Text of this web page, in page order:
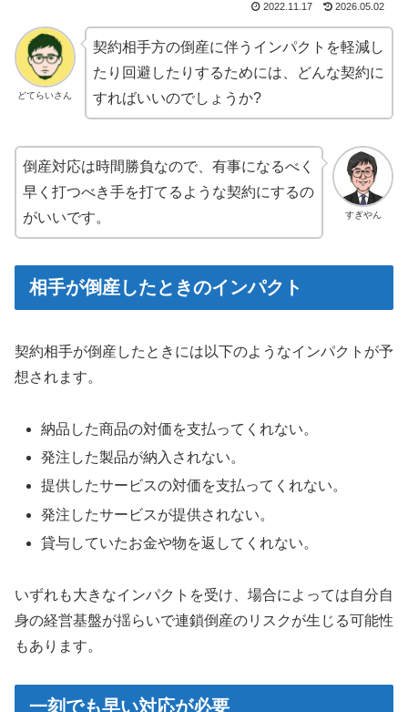
2022.11.17 2026.05.02
どてらいさん
契約相手方の倒産に伴うインパクトを軽減し
たり回避したりするためには、どんな契約に
すればいいのでしょうか?
すぎやん
倒産対応は時間勝負なので、有事になるべく
早く打つべき手を打てるような契約にするの
がいいです。
相手が倒産したときのインパクト
契約相手が倒産したときには以下のようなインパクトが予
想されます。
納品した商品の対価を支払ってくれない。
発注した製品が納入されない。
提供したサービスの対価を支払ってくれない。
発注したサービスが提供されない。
貸与していたお金や物を返してくれない。
いずれも大きなインパクトを受け、場合によっては自分自
身の経営基盤が揺らいで連鎖倒産のリスクが生じる可能性
もあります。
一刻でも早い対応が必要